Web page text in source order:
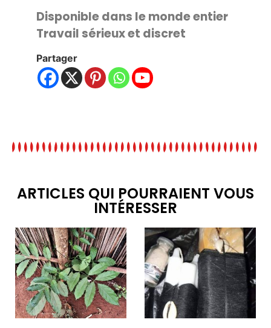
Disponible dans le monde entier
Travail sérieux et discret
Partager
ARTICLES QUI POURRAIENT VOUS
INTÉRESSER